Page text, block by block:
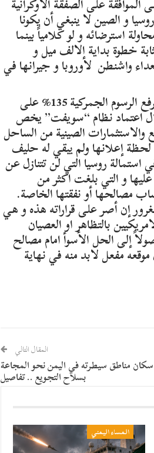
و الصين لا ينبغي أن يكونا
استرضائه و لو كلامياً بينما
خطوة بداية الالف ميل و
واشنطن لأوروبا و جيرانها في
يبدو أن ترامب في ورطة بعد فعلته هذه و الآن بعد رد الصين الفوري برفع الرسوم الجمركية 135% على
اعتماد نظام “سويفت” يخص
والاستثمارات الصينية من الساحل
لحظة إعلانها ولم يبقي له حليف
روسيا التي لن تتنازل عن
و التي بلغت اكثر من
مصالحها أو نفقتها الخاصة.
إن أصر على قراراته هذه و هي
بالتظاهر او العصيان
إلى الحل الأسوأ امام مصالح
مفعل لابد منه في نهاية
المقال التالي
مناطق سيطرته في اليمن نحو المجاعة
بسلاح التجويع .. تفاصيل
المساء اليمني